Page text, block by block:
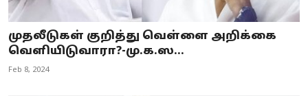
முதலீடுகள் குறித்து வெள்ளை அறிக்கை
வெளியிடுவாரா?-மு.க.ஸ...
Feb 8, 2024